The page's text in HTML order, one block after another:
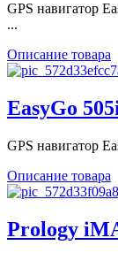
GPS навигатор
...
Описание товара
EasyGo
GPS навигатор
Описание товара
Prology